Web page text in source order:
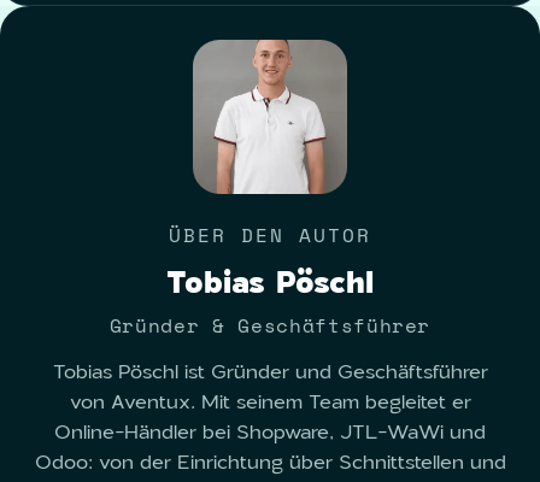
ÜBER DEN AUTOR
Tobias Pöschl
Gründer & Geschäftsführer
Tobias Pöschl ist Gründer und Geschäftsführer
von Aventux. Mit seinem Team begleitet er
Online-Händler bei Shopware, JTL-WaWi und
Odoo: von der Einrichtung über Schnittstellen und